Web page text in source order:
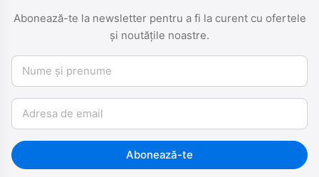
Abonează-te la newsletter pentru a fi la curent cu ofertele
și noutățile noastre.
Nume și prenume
Email
Abonează-te